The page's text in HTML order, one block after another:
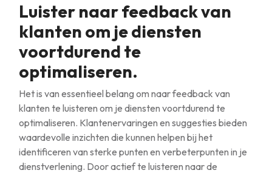
Luister naar feedback van
klanten om je diensten
voortdurend te
optimaliseren.
Het is van essentieel belang om naar feedback van
klanten te luisteren om je diensten voortdurend te
optimaliseren. Klantenervaringen en suggesties bieden
waardevolle inzichten die kunnen helpen bij het
identificeren van sterke punten en verbeterpunten in je
dienstverlening. Door actief te luisteren naar de